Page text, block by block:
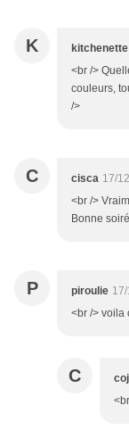
K kitchenette
<br />
couleurs,
/>
C cisca 17/
<br />
Bonne
P piroulie
<br /> voila
C